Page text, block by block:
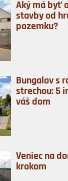
Aký má byť
stavby od
pozemku?
Bungalov s
strechou: 5
váš dom
Veniec na
krokom